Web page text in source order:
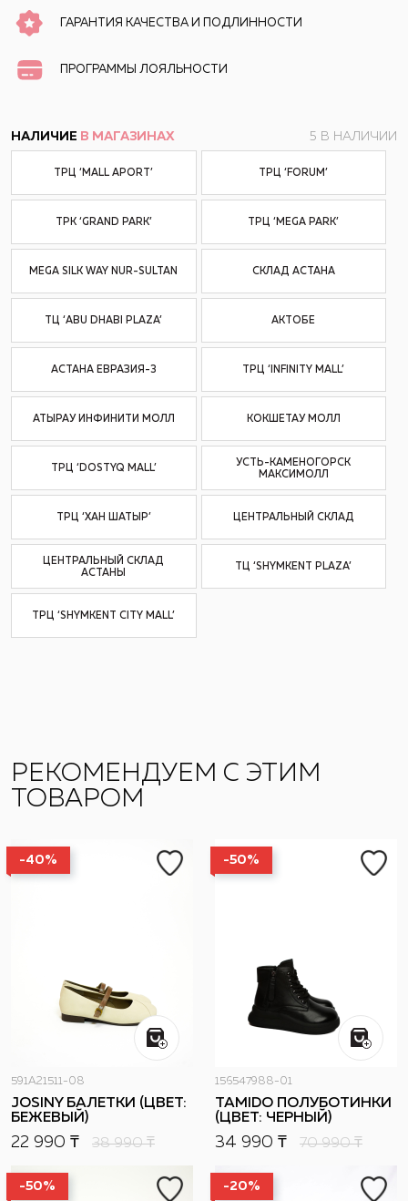
ГАРАНТИЯ КАЧЕСТВА И ПОДЛИННОСТИ
ПРОГРАММЫ ЛОЯЛЬНОСТИ
НАЛИЧИЕ В МАГАЗИНАХ 5 В НАЛИЧИИ
ТРЦ ‘MALL APORT’ ТРЦ ‘FORUM’
ТРК ‘GRAND PARK’ ТРЦ ‘MEGA PARK’
MEGA SILK WAY NUR-SULTAN СКЛАД АСТАНА
ТЦ ‘ABU DHABI PLAZA’ АКТОБЕ
АСТАНА ЕВРАЗИЯ-3 ТРЦ ‘INFINITY MALL’
АТЫРАУ ИНФИНИТИ МОЛЛ КОКШЕТАУ МОЛЛ
ТРЦ ‘DOSTYQ MALL’
УСТЬ-КАМЕНОГОРСК
МАКСИМОЛЛ
ТРЦ ‘ХАН ШАТЫР’ ЦЕНТРАЛЬНЫЙ СКЛАД
ЦЕНТРАЛЬНЫЙ СКЛАД
АСТАНЫ
ТЦ ‘SHYMKENT PLAZA’
ТРЦ ‘SHYMKENT CITY MALL’
РЕКОМЕНДУЕМ С ЭТИМ
ТОВАРОМ
-40%
591A21511-08
JOSINY БАЛЕТКИ (ЦВЕТ:
БЕЖЕВЫЙ)
22 990 ₸ 38 990₸
-50%
156547988-01
TAMIDO ПОЛУБОТИНКИ
(ЦВЕТ: ЧЕРНЫЙ)
34 990 ₸ 70 990₸
-50% -20%